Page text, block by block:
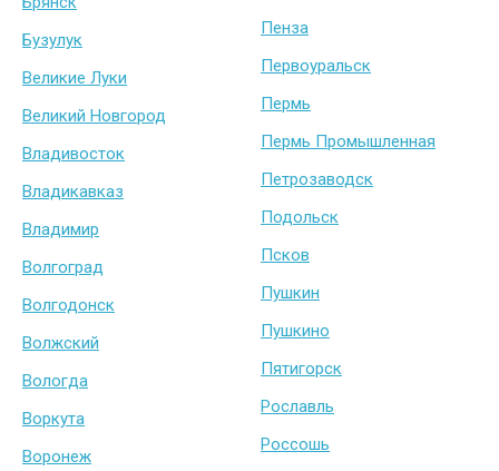
Бузулук
Великие Луки
Великий Новгород
Владивосток
Владикавказ
Владимир
Волгоград
Волгодонск
Волжский
Вологда
Воркута
Воронеж
Пенза
Первоуральск
Пермь
Пермь Промышленная
Петрозаводск
Подольск
Псков
Пушкин
Пушкино
Пятигорск
Рославль
Россошь